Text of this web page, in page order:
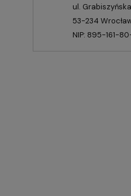
ul.
53-234
NIP: 895-161-